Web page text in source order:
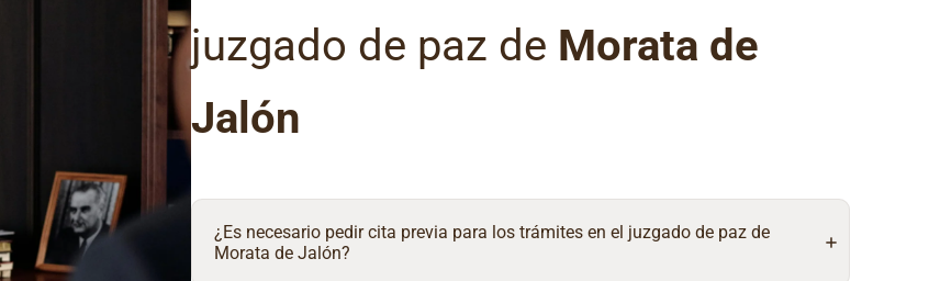
juzgado de paz de Morata de
Jalón
¿Es necesario pedir cita previa para los trámites en el juzgado de paz de
Morata de Jalón?